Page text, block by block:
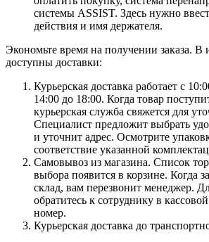
системы ASSIST. Здесь нужно
действия и имя держателя.
Экономьте время на получении заказа. В
доступны доставки:
Курьерская доставка работает с
14:00 до 18:00. Когда товар
курьерская служба свяжется для
Специалист предложит выбрать
и уточнит адрес. Осмотрите
соответствие указанной
Самовывоз из магазина. Список
выбора появится в корзине. Когда
склад, вам перезвонит менеджер.
обратитесь к сотруднику в
номер.
Курьерская доставка до